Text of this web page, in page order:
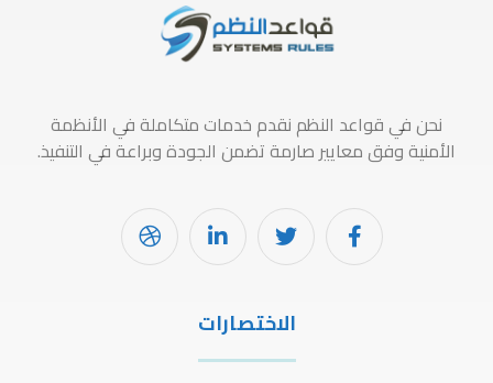
نحن في قواعد النظم نقدم خدمات متكاملة في الأنظمة
الأمنية وفق معايير صارمة تضمن الجودة وبراعة في التنفيذ.
الاختصارات